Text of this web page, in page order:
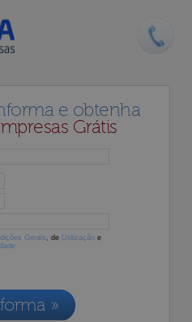
e obtenha
Grátis
Gerais , de Utilização e
»